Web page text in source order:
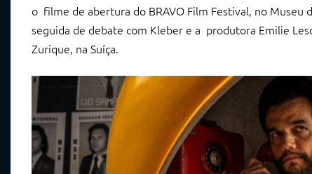
o filme de abertura do BRAVO Film Festival, no Museu
seguida de debate com Kleber e a produtora Emilie
Zurique, na Suíça.